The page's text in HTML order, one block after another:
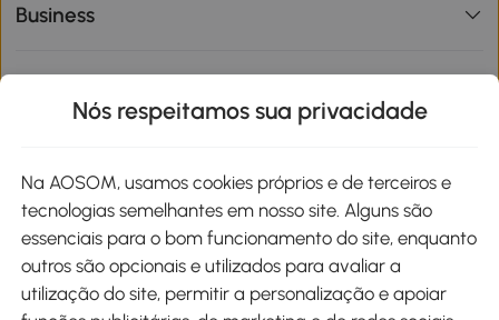
Business
Métodos de pagamento
Nós respeitamos sua privacidade
Na AOSOM, usamos cookies próprios e de terceiros e
tecnologias semelhantes em nosso site. Alguns são
essenciais para o bom funcionamento do site, enquanto
outros são opcionais e utilizados para avaliar a
utilização do site, permitir a personalização e apoiar